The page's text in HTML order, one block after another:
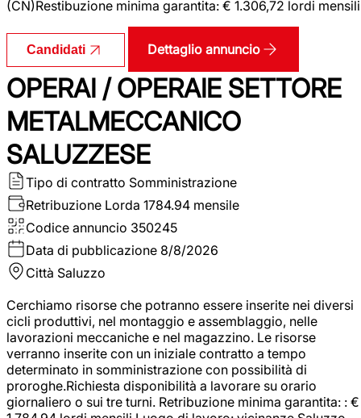
(CN)Restibuzione minima garantita: € 1.306,72 lordi mensili
Candidati Dettaglio annuncio
OPERAI / OPERAIE SETTORE
METALMECCANICO
SALUZZESE
Tipo di contratto Somministrazione
Retribuzione Lorda 1784.94 mensile
Codice annuncio 350245
Data di pubblicazione 8/8/2026
Città Saluzzo
Cerchiamo risorse che potranno essere inserite nei diversi
cicli produttivi, nel montaggio e assemblaggio, nelle
lavorazioni meccaniche e nel magazzino. Le risorse
verranno inserite con un iniziale contratto a tempo
determinato in somministrazione con possibilità di
proroghe.Richiesta disponibilità a lavorare su orario
giornaliero o sui tre turni. Retribuzione minima garantita: : €